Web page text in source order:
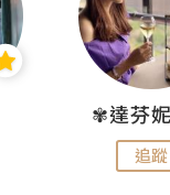
追蹤